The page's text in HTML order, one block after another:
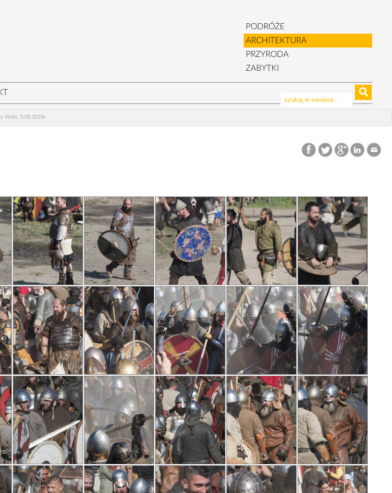
PODRÓŻE
ARCHITEKTURA
PRZYRODA
ZABYTKI
o Wolin, 3.08.2018r.